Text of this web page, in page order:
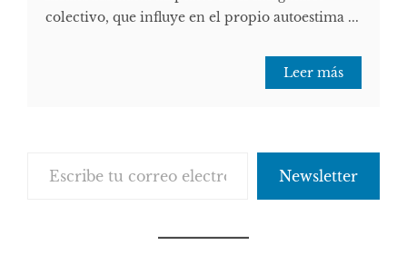
colectivo, que influye en el propio autoestima ...
Leer más
Newsletter